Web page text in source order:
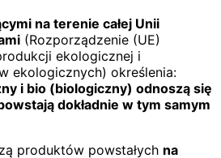
na terenie całej Unii
(Rozporządzenie (UE)
ekologicznej i
ekologicznych) określenia:
i bio (biologiczny) odnoszą się
dokładnie w tym samym
produktów powstałych na